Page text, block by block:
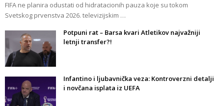
FIFA ne planira odustati od hidratacionih pauza koje su tokom
Svetskog prvenstva 2026. televizijskim …
Potpuni rat – Barsa kvari Atletikov najvažniji
letnji transfer?!
Infantino i ljubavnička veza: Kontroverzni detalji
i novčana isplata iz UEFA